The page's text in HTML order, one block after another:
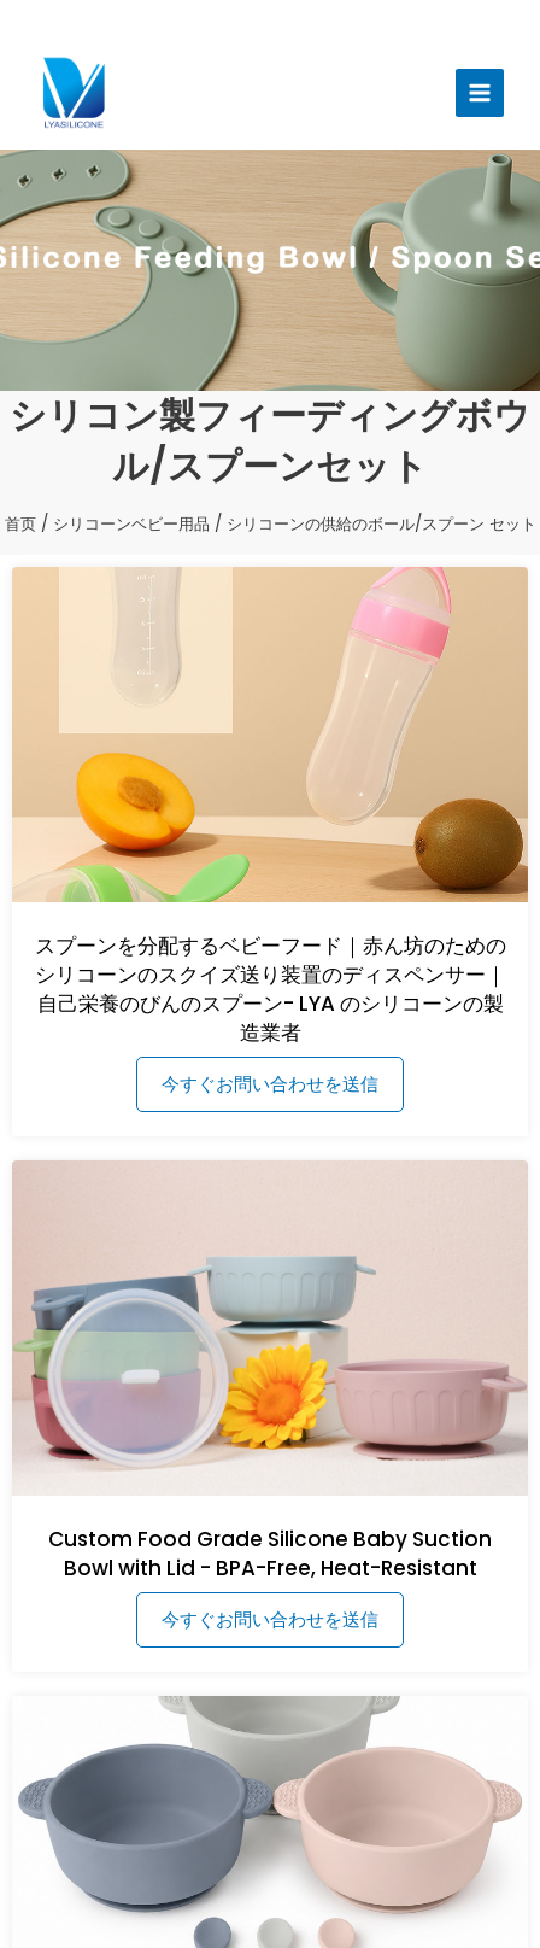
イ
ン
メ
ュ
シリコン製フィーディングボウ
ル/スプーンセット
首页/ シリコーンベビー用品 / シリコーンの供給のボール/スプーン セット
スプーンを分配するベビーフード｜赤ん坊のための
シリコーンのスクイズ送り装置のディスペンサー｜
自己栄養のびんのスプーン- LYA のシリコーンの製
造業者
今すぐお問い合わせを送信
Custom Food Grade Silicone Baby Suction
Bowl with Lid - BPA-Free, Heat-Resistant
今すぐお問い合わせを送信